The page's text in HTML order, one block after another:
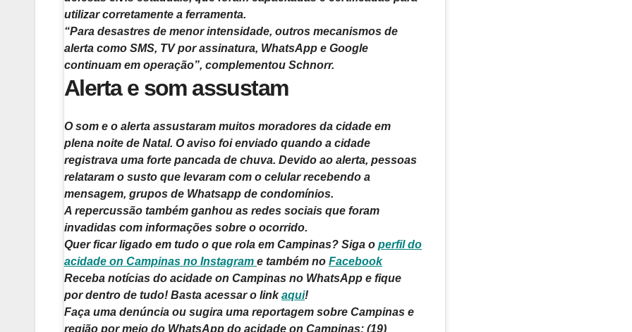
utilizar corretamente a ferramenta.
“Para desastres de menor intensidade, outros mecanismos de
alerta como SMS, TV por assinatura, WhatsApp e Google
continuam em operação”, complementou Schnorr.
Alerta e som assustam
O som e o alerta assustaram muitos moradores da cidade em
plena noite de Natal. O aviso foi enviado quando a cidade
registrava uma forte pancada de chuva. Devido ao alerta, pessoas
relataram o susto que levaram com o celular recebendo a
mensagem, grupos de Whatsapp de condomínios.
A repercussão também ganhou as redes sociais que foram
invadidas com informações sobre o ocorrido.
Quer ficar ligado em tudo o que rola em Campinas? Siga o perfil do
acidade on Campinas no Instagram e também no Facebook
Receba notícias do acidade on Campinas no WhatsApp e fique
por dentro de tudo! Basta acessar o linkaqui!
Faça uma denúncia ou sugira uma reportagem sobre Campinas e
região por meio do WhatsApp do acidade on Campinas: (19)